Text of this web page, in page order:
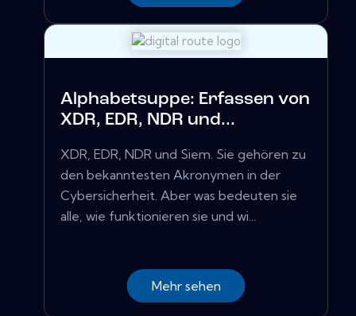
Alphabetsuppe: Erfassen von
XDR, EDR, NDR und...
XDR, EDR, NDR und Siem. Sie gehören zu
den bekanntesten Akronymen in der
Cybersicherheit. Aber was bedeuten sie
alle, wie funktionieren sie und wi...
Mehr sehen